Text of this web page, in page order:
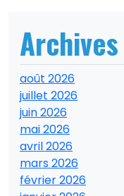
Archives
août 2026
juillet 2026
juin 2026
mai 2026
avril 2026
mars 2026
février 2026